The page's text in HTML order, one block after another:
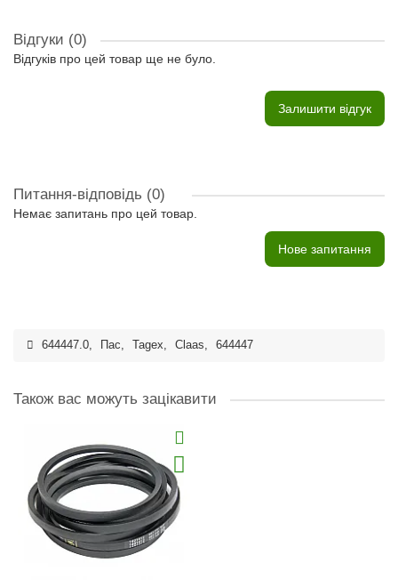
Відгуки (0)
Відгуків про цей товар ще не було.
Залишити відгук
Питання-відповідь (0)
Немає запитань про цей товар.
Нове запитання
644447.0, Пас, Tagex, Claas, 644447
Також вас можуть зацікавити